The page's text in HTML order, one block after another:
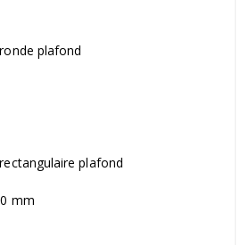
plafond
plafond
mm